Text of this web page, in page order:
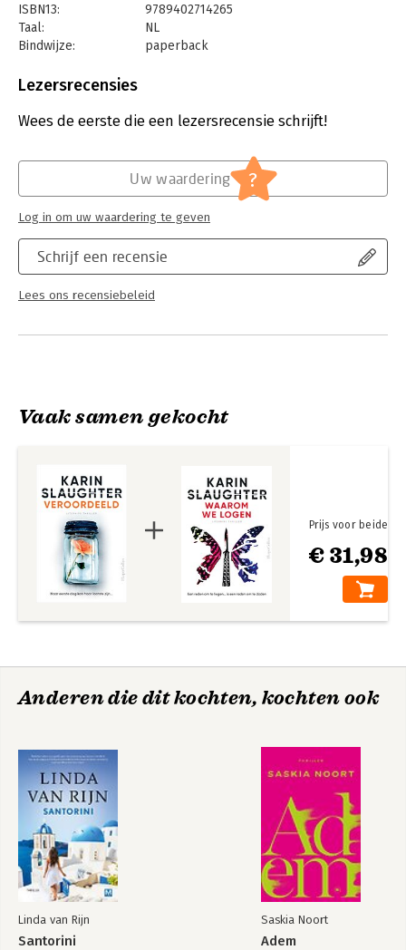
spoor leidt Kate en haar collega naar de donkerste buurten
van Atlanta, waar iemand zijn oog op Kate heeft laten vallen…
‘De Queen of Crime slaat weer hard toe.’ Knack
ISBN13:
9789402714265
Taal:
NL
Bindwijze:
paperback
Uitgever:
Verschijningsdatum:
7-11-2023
Literatuur en romans
Lezersrecensies
Wees de eerste die een lezersrecensie schrijft!
Schrijf een recensie
Lees ons recensiebeleid
Uw waardering ?
Log in om uw waardering te geven
Vaak samen gekocht
€ 31,98
Prijs voor beide
Anderen die dit kochten, kochten ook
Linda van Rijn
Santorini
Saskia Noort
Adem